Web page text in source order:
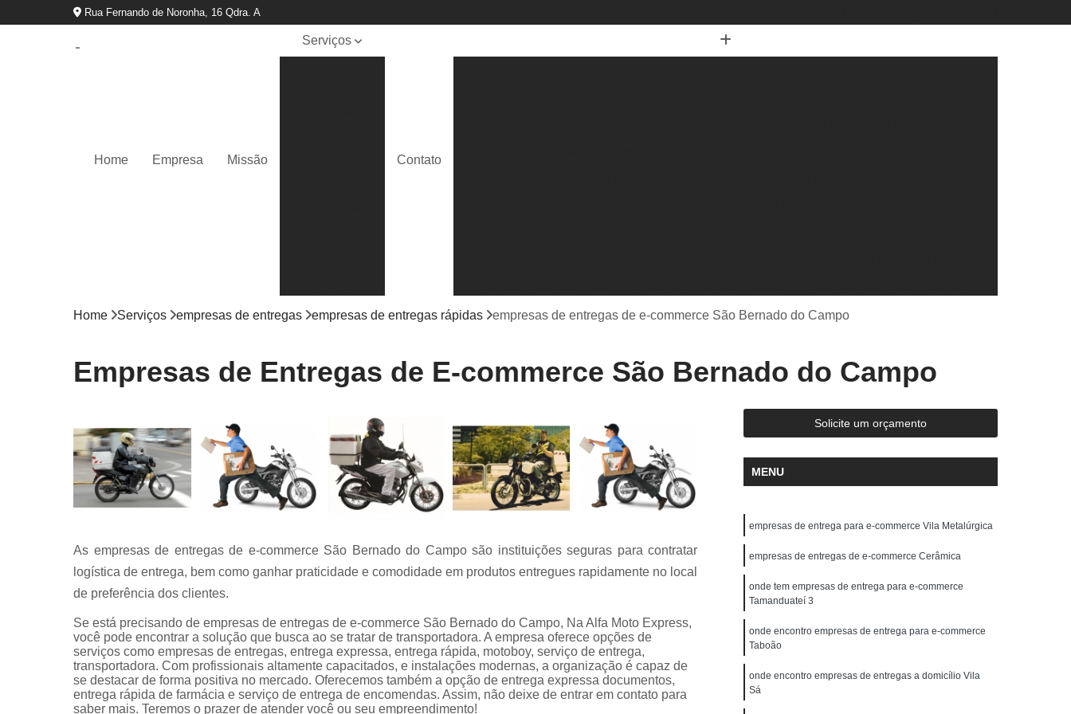
Rua Fernando de Noronha, 16 Qdra. A
Home Empresa Missão
Serviços
Contato
Entrega Expressa Roupa
Entrega Expressa Transportadora
Entrega Super Expressa
Entrega Rápida de Farmácia
Entrega Rápida de Medicamentos
Entrega Rápida Farmácia
Entrega Rápida Medicamentos
Entrega Rápida Moto
Entrega Rápida Motoboy
Entrega Rápida Remédio
Motoboy Entrega Documentos
Motoboy Entrega Rápida
Motoboy para Entrega
Motoboy para Entrega de Medicamentos
Motoboy para Reconhecer Firma
Motoboy para Retirada de Exames
Motoboy Que Faz Entrega
Serviço de Entrega com Fiorino
Serviço de Entrega de Encomendas
Serviço de Entrega de Flores
Serviço de Entrega de Motoboy
Serviço de Entrega de Presentes
Serviço de Entrega Encomendas
Serviço de Entrega Farmácia
Serviço de Entrega Fiorino
Home Serviços empresas de entregas empresas de entregas rápidas empresas de entregas de e-commerce São Bernado do Campo
Empresas de Entregas de E-commerce São Bernado do Campo
As empresas de entregas de e-commerce São Bernado do Campo são instituições seguras para contratar
logística de entrega, bem como ganhar praticidade e comodidade em produtos entregues rapidamente no local
de preferência dos clientes.
Se está precisando de empresas de entregas de e-commerce São Bernado do Campo, Na Alfa Moto Express,
você pode encontrar a solução que busca ao se tratar de transportadora. A empresa oferece opções de
serviços como empresas de entregas, entrega expressa, entrega rápida, motoboy, serviço de entrega,
transportadora. Com profissionais altamente capacitados, e instalações modernas, a organização é capaz de
se destacar de forma positiva no mercado. Oferecemos também a opção de entrega expressa documentos,
entrega rápida de farmácia e serviço de entrega de encomendas. Assim, não deixe de entrar em contato para
saber mais. Teremos o prazer de atender você ou seu empreendimento!
Solicite um orçamento
MENU
empresas de entrega para e-commerce Vila Metalúrgica
empresas de entregas de e-commerce Cerâmica
onde tem empresas de entrega para e-commerce
Tamanduateí 3
onde encontro empresas de entrega para e-commerce
Taboão
onde encontro empresas de entregas a domicílio Vila
Sá